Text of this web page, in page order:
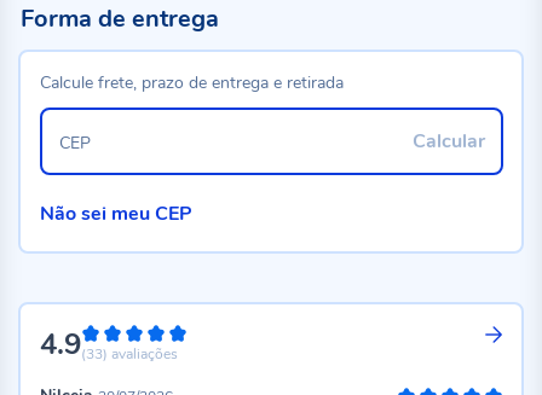
4.998%
(33) avaliações
Forma de entrega
Calcule frete, prazo de entrega e retirada
Calcular
CEP
Não sei meu CEP